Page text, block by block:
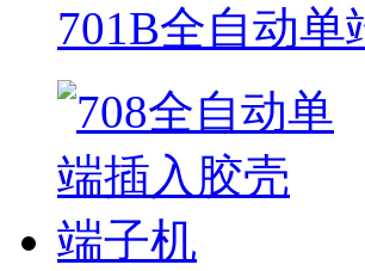
701B全自动